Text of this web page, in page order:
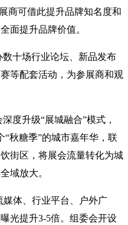
商可借此提升品牌知名度和
面提升品牌价值。
十场行业论坛、新品发布
等配套活动，为参展商和观
度升级“展城融合”模式，
秋糖季”的城市嘉年华，联
街区，将展会流量转化为城
域放大。
媒体、行业平台、户外广
光提升3-5倍。组委会开设